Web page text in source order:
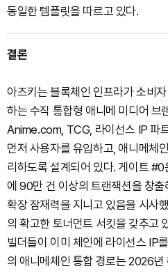
동일한 템플릿을 따르고 있다.
결론
아즈키는 블록체인 인프라가 소비
하는 수직 통합형 애니메 미디어 브
Anime.com, TCG, 라이선스 IP 파
먼저 사용자를 유입하고, 애니메체
리하도록 설계되어 있다. 게이트
에 90만 건 이상의 트랜잭션을 창
확장 잠재력을 지니고 있음을 시사
의 확고한 토너먼트 서킷을 갖추고
빌더들이 이미 체인에 라이선스 IP
의 애니메체인 통합 경로는 2026년